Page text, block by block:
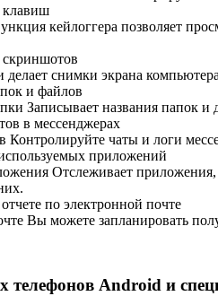
кейлоггера позволяет
делает снимки экрана
Записывает названия папок и
Контролируйте чаты и логи
Отслеживает
Вы можете запланировать
телефонов Android и